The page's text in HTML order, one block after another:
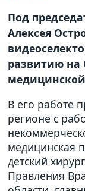
Под
Алексея
развитию
В его работе
регионе с
медицинская
детский
Правления